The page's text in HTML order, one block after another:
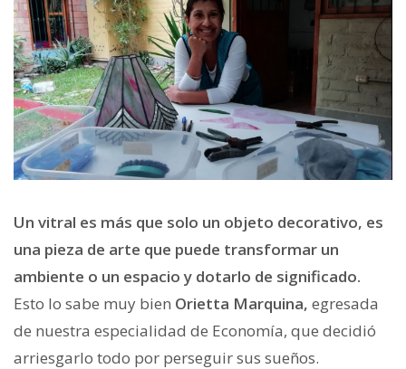
Un vitral es más que solo un objeto decorativo, es
una pieza de arte que puede transformar un
ambiente o un espacio y dotarlo de significado.
Esto lo sabe muy bien Orietta Marquina, egresada
de nuestra especialidad de Economía, que decidió
arriesgarlo todo por perseguir sus sueños.